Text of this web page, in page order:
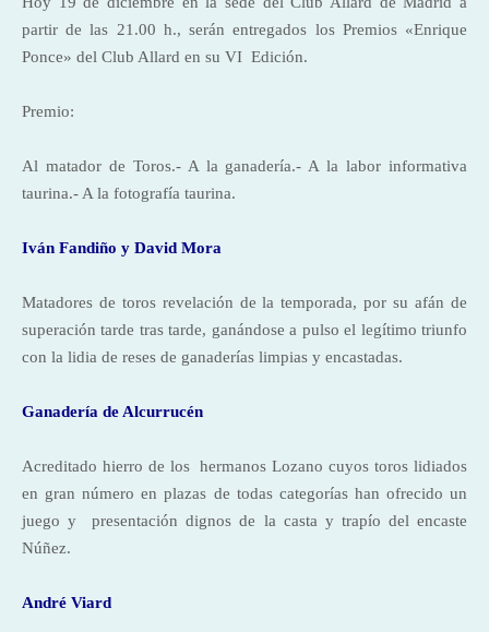
partir de las 21.00 h., serán entregados los Premios «Enrique
Ponce» del Club Allard en su VI Edición.
Premio:
Al matador de Toros.- A la ganadería.- A la labor informativa
taurina.- A la fotografía taurina.
Iván Fandiño y David Mora
Matadores de toros revelación de la temporada, por su afán de
superación tarde tras tarde, ganándose a pulso el legítimo triunfo
con la lidia de reses de ganaderías limpias y encastadas.
Ganadería de Alcurrucén
Acreditado hierro de los
hermanos Lozano cuyos toros lidiados
en gran número en plazas de todas categorías han ofrecido un
juego y
presentación dignos de la casta y trapío del encaste
Núñez.
André Viard